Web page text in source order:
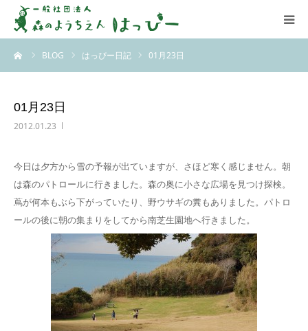
BLOG はっぴー日記 01月23日
01月23日
2012.01.23
今日は夕方から雪の予報が出ていますが、さほど寒く感じません。朝
は森のパトロールに行きました。森の奥に小さな広場を見つけ探検。
蔦が何本もぶら下がっていたり、野ウサギの糞もありました。パトロ
ールの後に朝の集まりをしてから南芝生園地へ行きました。
はっぴーについて
アクセス